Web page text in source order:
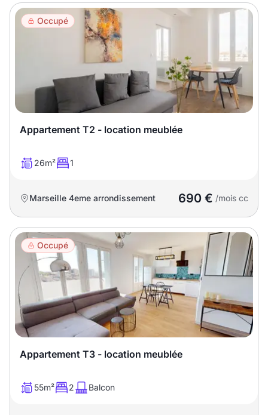
Occupé
Appartement T2 - location meublée
26m² 1
Marseille 4eme arrondissement 690 € /mois cc
Occupé
Appartement T3 - location meublée
55m² 2 Balcon